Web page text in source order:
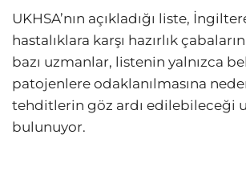
UKHSA’nın açıkladığı liste,
hastalıklara karşı hazırlık
bazı uzmanlar, listenin yalnızca
patojenlere odaklanılmasına
tehditlerin göz ardı edilebileceği
bulunuyor.